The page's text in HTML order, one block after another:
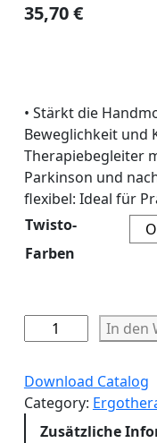
35,70€
• Stärkt die
Beweglichkeit und
Therapiebegleiter
Parkinson und
flexibel: Ideal für
Twisto-
Farben
W
S
T
In den
Download Catalog
Category:
Zusätzliche